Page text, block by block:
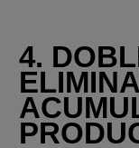
4.